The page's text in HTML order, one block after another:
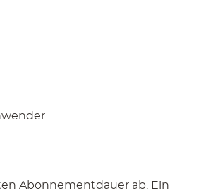
Abonnementdauer ab. Ein